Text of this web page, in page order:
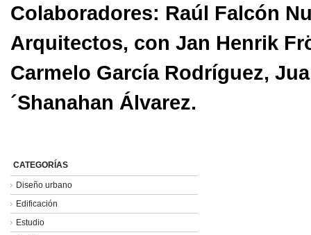
Colaboradores: Raúl Falcón
Arquitectos, con Jan Henrik
Carmelo García Rodríguez,
´Shanahan Álvarez.
CATEGORÍAS
Diseño urbano
Edificación
Estudio